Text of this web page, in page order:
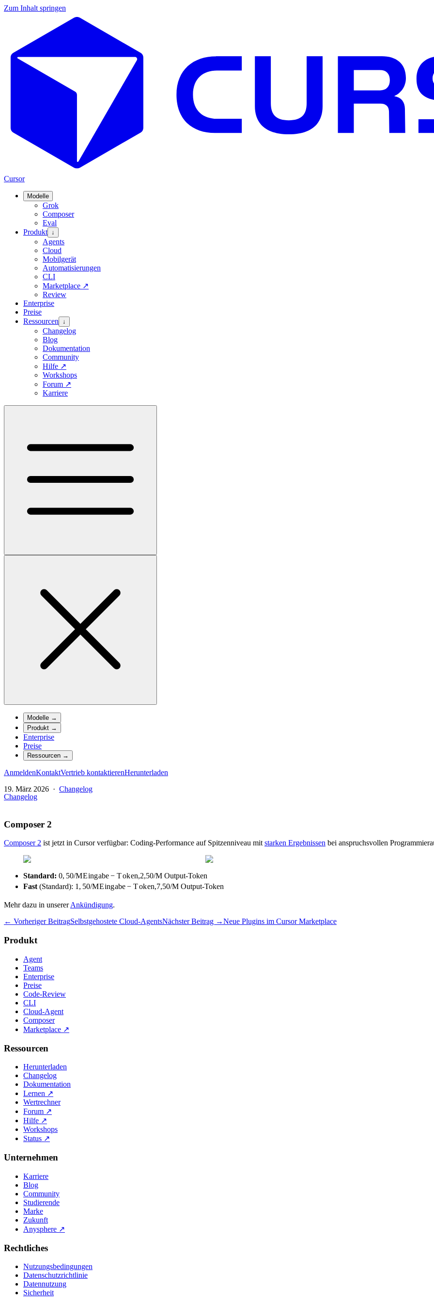
Zum Inhalt springen
Cursor
Modelle
Grok
Composer
Eval
Produkt ↓
Agents
Cloud
Mobilgerät
Automatisierungen
CLI
Marketplace ↗
Review
Enterprise
Preise
Ressourcen
↓
Changelog
Blog
Dokumentation
Community
Hilfe ↗
Workshops
Forum ↗
Karriere
Modelle →
Produkt →
Enterprise
Preise
Ressourcen →
AnmeldenKontaktVertrieb kontaktierenHerunterladen
19. März 2026 · Changelog
Changelog
Composer 2
Composer 2 ist jetzt in Cursor verfügbar: Coding-Performance auf Spitzenniveau mitstarken Ergebnissen bei anspruchsvollen
Standard: 0, 50/MEingabe − Token,2,50/M Output-Token
Fast(Standard): 1, 50/MEingabe − Token,7,50/M Output-Token
Mehr dazu in unsererAnkündigung.
← Vorheriger BeitragSelbstgehostete Cloud-AgentsNächster Beitrag →Neue Plugins im Cursor Marketplace
Produkt
Agent
Teams
Enterprise
Preise
Code-Review
CLI
Cloud-Agent
Composer
Marketplace ↗
Ressourcen
Herunterladen
Changelog
Dokumentation
Lernen ↗
Wertrechner
Forum ↗
Hilfe ↗
Workshops
Status ↗
Unternehmen
Karriere
Blog
Community
Studierende
Marke
Zukunft
Anysphere ↗
Rechtliches
Nutzungsbedingungen
Datenschutzrichtlinie
Datennutzung
Sicherheit